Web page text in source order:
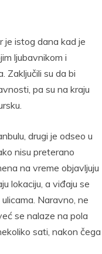
je istog dana kad je
ljubavnikom i
Zaključili su da bi
pa su na kraju
drugi je odseo u
nisu preterano
na vreme objavljuju
lokaciju, a viđaju se
Naravno, ne
se nalaze na pola
sati, nakon čega